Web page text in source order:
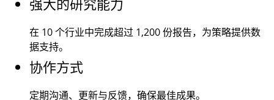
在 10 个行业中完成超过 1,200份报告，为策略提供数
据支持。
协作方式
定期沟通、更新与反馈，确保最佳成果。